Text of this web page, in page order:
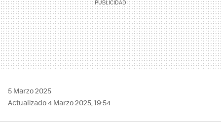
5 Marzo 2025
Actualizado 4 Marzo 2025, 19:54